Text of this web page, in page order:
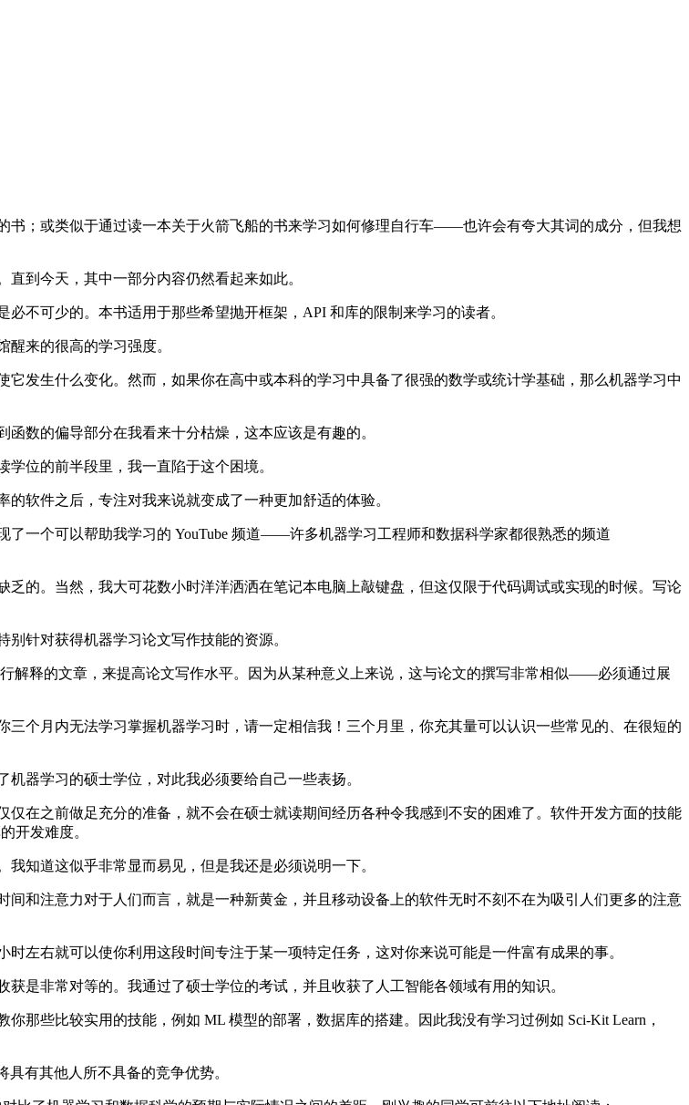
；或类似于通过读一本关于火箭飞船的书来学习如何修理自行车——也许会有夸大其词的成分，但我想
到今天，其中一部分内容仍然看起来如此。
可少的。本书适用于那些希望抛开框架，API 和库的限制来学习的读者。
来的很高的学习强度。
生什么变化。然而，如果你在高中或本科的学习中具备了很强的数学或统计学基础，那么机器学习中
数的偏导部分在我看来十分枯燥，这本应该是有趣的。
位的前半段里，我一直陷于这个困境。
软件之后，专注对我来说就变成了一种更加舒适的体验。
一个可以帮助我学习的 YouTube 频道——许多机器学习工程师和数据科学家都很熟悉的频道
。当然，我大可花数小时洋洋洒洒在笔记本电脑上敲键盘，但这仅限于代码调试或实现的时候。写论
针对获得机器学习论文写作技能的资源。
释的文章，来提高论文写作水平。因为从某种意义上来说，这与论文的撰写非常相似——必须通过展
月内无法学习掌握机器学习时，请一定相信我！三个月里，你充其量可以认识一些常见的、在很短的
器学习的硕士学位，对此我必须要给自己一些表扬。
之前做足充分的准备，就不会在硕士就读期间经历各种令我感到不安的困难了。软件开发方面的技能
开发难度。
知道这似乎非常显而易见，但是我还是必须说明一下。
注意力对于人们而言，就是一种新黄金，并且移动设备上的软件无时不刻不在为吸引人们更多的注意
右就可以使你利用这段时间专注于某一项特定任务，这对你来说可能是一件富有成果的事。
非常对等的。我通过了硕士学位的考试，并且收获了人工智能各领域有用的知识。
些比较实用的技能，例如 ML 模型的部署，数据库的搭建。因此我没有学习过例如 Sci-Kit Learn，
有其他人所不具备的竞争优势。